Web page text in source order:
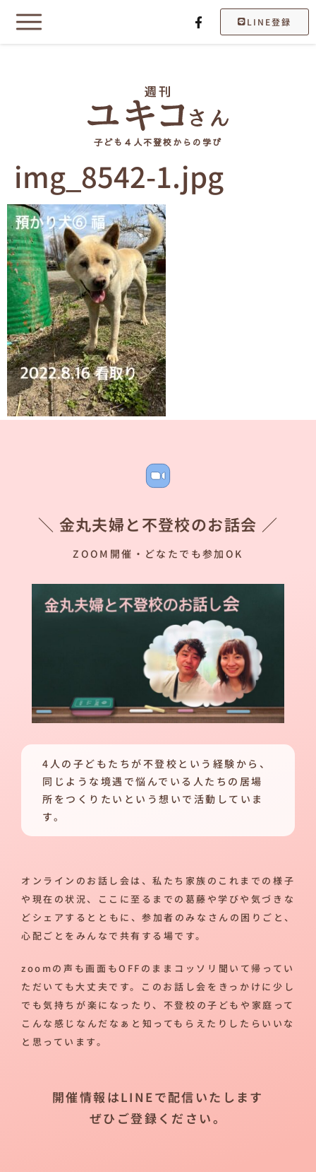
LINE登録
子ども４人不登校からの学び
img_8542-1.jpg
＼ 金丸夫婦と不登校のお話会 ／
ZOOM開催・どなたでも参加OK
4人の子どもたちが不登校という経験から、
同じような境遇で悩んでいる人たちの居場
所をつくりたいという想いで活動していま
す。
オンラインのお話し会は、私たち家族のこれまでの様子
や現在の状況、ここに至るまでの葛藤や学びや気づきな
どシェアするとともに、参加者のみなさんの困りごと、
心配ごとをみんなで共有する場です。
zoomの声も画面もOFFのままコッソリ聞いて帰ってい
ただいても大丈夫です。このお話し会をきっかけに少し
でも気持ちが楽になったり、不登校の子どもや家庭って
こんな感じなんだなぁと知ってもらえたりしたらいいな
と思っています。
開催情報はLINEで配信いたします
ぜひご登録ください。